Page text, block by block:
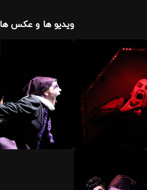
ویدیو ها و عکس ها